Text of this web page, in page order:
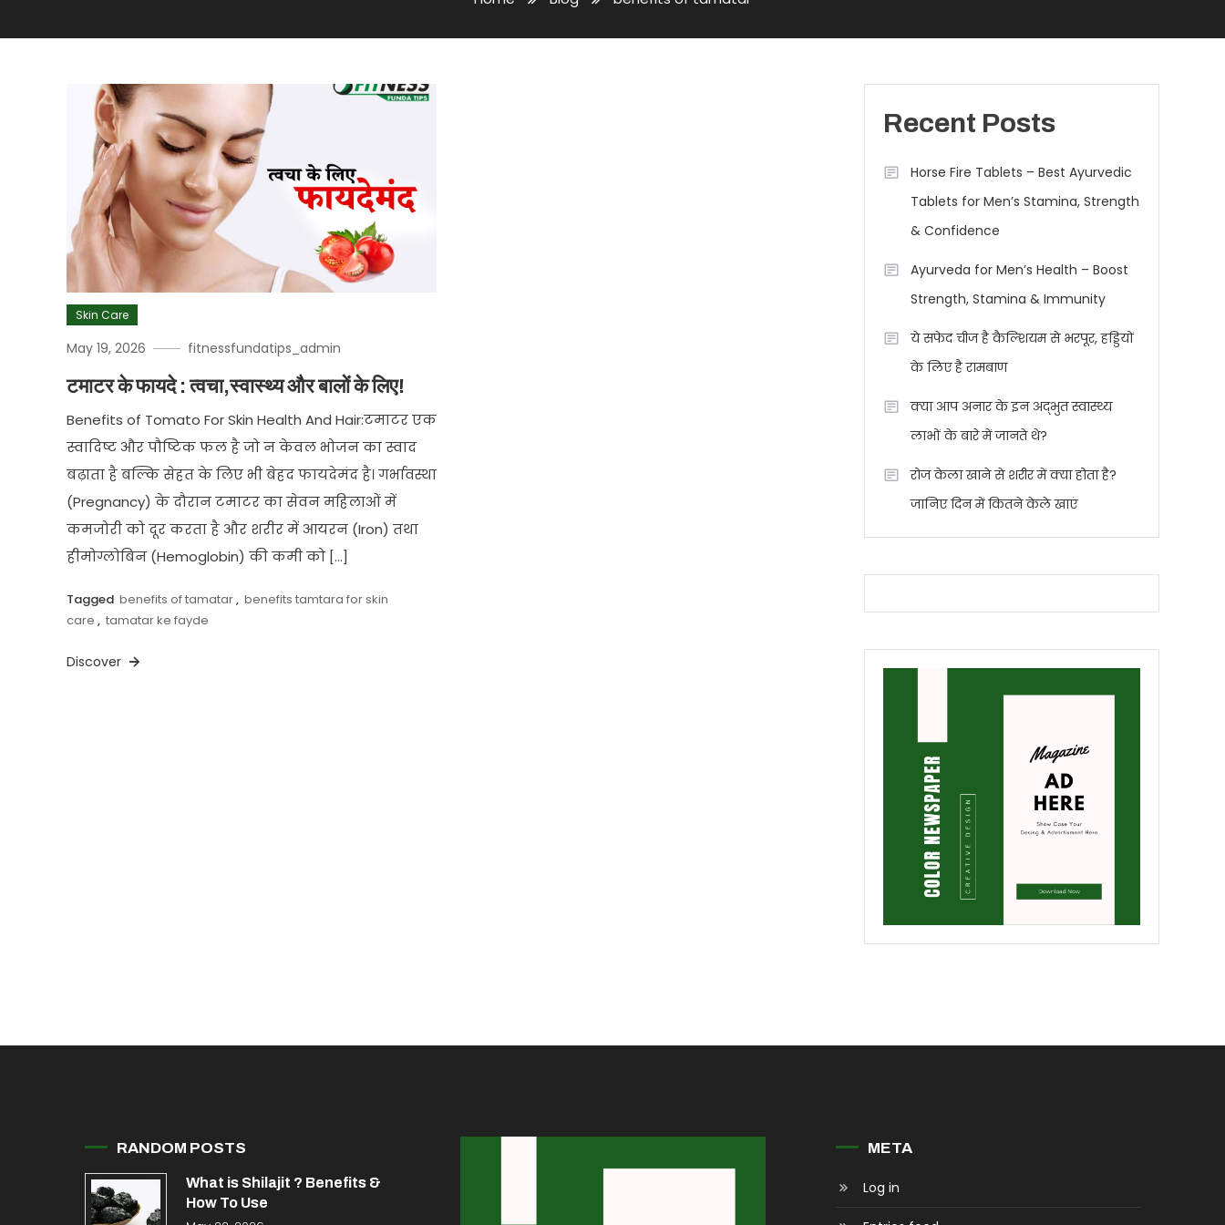
Skin Care
May 19, 2026 fitnessfundatips_admin
टमाटर के फायदे : त्वचा,स्वास्थ्य और बालों के लिए!
Benefits of Tomato For Skin Health And Hair:टमाटर एक
स्वादिष्ट और पौष्टिक फल है जो न केवल भोजन का स्वाद
बढ़ाता है बल्कि सेहत के लिए भी बेहद फायदेमंद है। गर्भावस्था
(Pregnancy) के दौरान टमाटर का सेवन महिलाओं में
कमजोरी को दूर करता है और शरीर में आयरन (Iron) तथा
हीमोग्लोबिन (Hemoglobin) की कमी को […]
Tagged benefits of tamatar, benefits tamtara for skin
care , tamatar ke fayde
Discover
Recent Posts
Horse Fire Tablets – Best Ayurvedic
Tablets for Men’s Stamina, Strength
& Confidence
Ayurveda for Men’s Health – Boost
Strength, Stamina & Immunity
ये सफेद चीज है कैल्शियम से भरपूर, हड्डियों
के लिए है रामबाण
क्या आप अनार के इन अद्भुत स्वास्थ्य
लाभों के बारे में जानते थे?
रोज केला खाने से शरीर में क्या होता है?
जानिए दिन में कितने केले खाएं
RANDOM POSTS
What is Shilajit ? Benefits &
How To Use
META
Log in